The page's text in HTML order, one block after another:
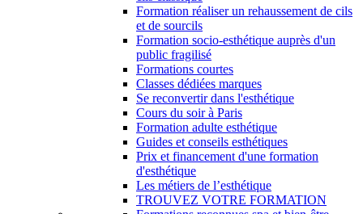
Formation réaliser un rehaussement de cils
et de sourcils
Formation socio-esthétique auprès d'un
public fragilisé
Formations courtes
Classes dédiées marques
Se reconvertir dans l'esthétique
Cours du soir à Paris
Formation adulte esthétique
Guides et conseils esthétiques
Prix et financement d'une formation
d'esthétique
Les métiers de l’esthétique
TROUVEZ VOTRE FORMATION